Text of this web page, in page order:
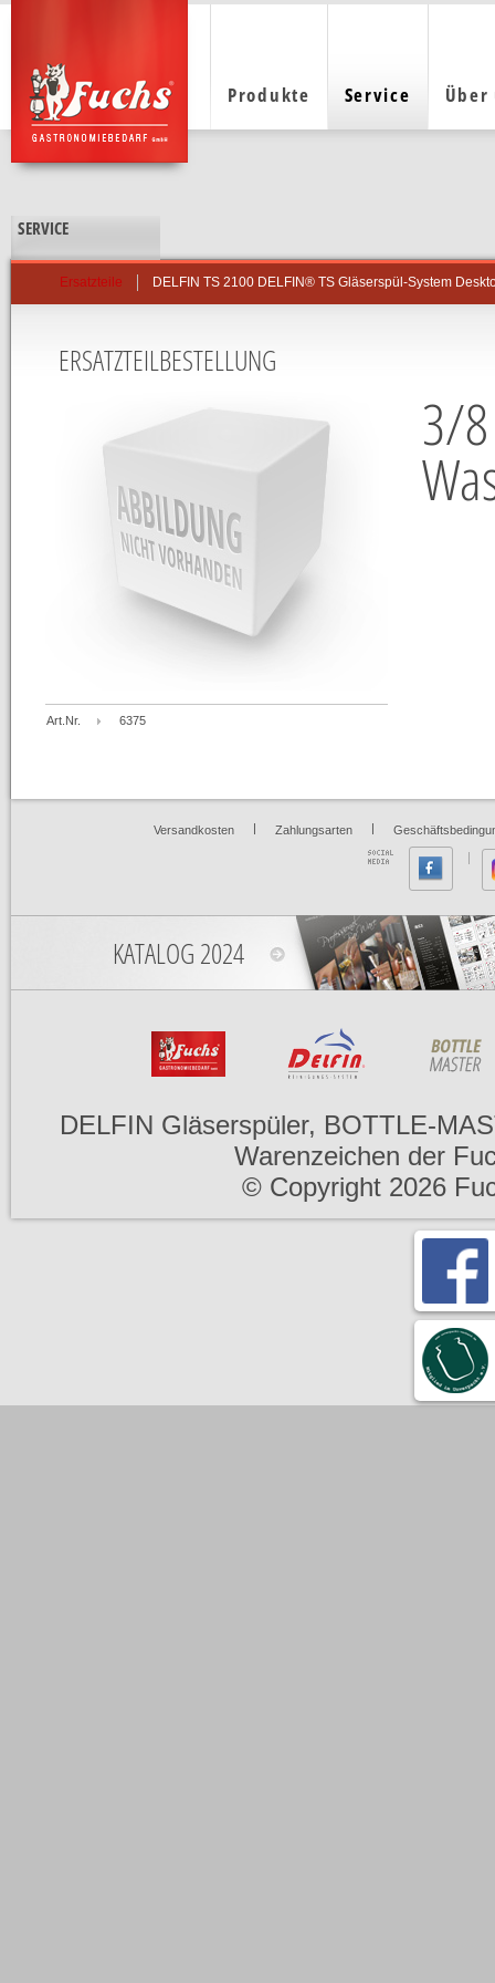
Produkte Service Über
SERVICE
Ersatzteile DELFIN TS 2100 DELFIN® TS Gläserspül-System
ERSATZTEILBESTELLUNG
Art.Nr. 6375
3/
Versandkosten | Zahlungsarten |
KATALOG 2024
DELFIN Gläserspüler, BOTTLE-
Warenzeichen der
© Copyright 2026